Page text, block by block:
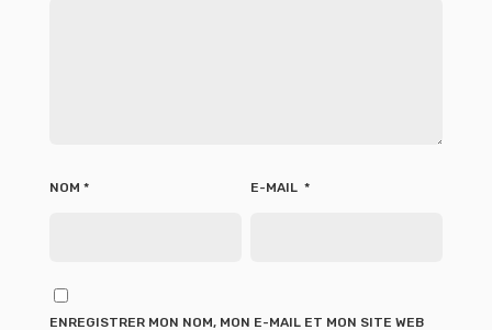
NOM * E-MAIL *
ENREGISTRER MON NOM, MON E-MAIL ET MON SITE WEB